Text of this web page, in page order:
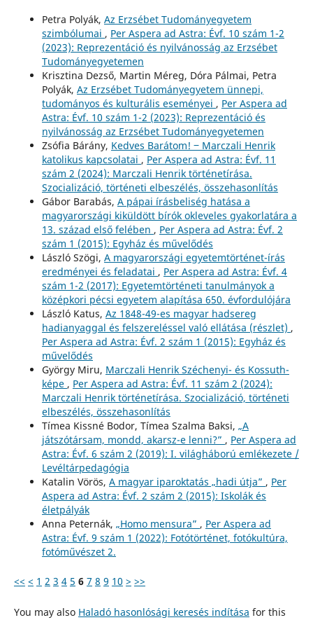
Petra Polyák, Az Erzsébet Tudományegyetem
szimbólumai , Per Aspera ad Astra: Évf. 10 szám 1-2
(2023): Reprezentáció és nyilvánosság az Erzsébet
Tudományegyetemen
Krisztina Dezső, Martin Méreg, Dóra Pálmai, Petra
Polyák, Az Erzsébet Tudományegyetem ünnepi,
tudományos és kulturális eseményei , Per Aspera ad
Astra: Évf. 10 szám 1-2 (2023): Reprezentáció és
nyilvánosság az Erzsébet Tudományegyetemen
Zsófia Bárány, Kedves Barátom! ‒ Marczali Henrik
katolikus kapcsolatai , Per Aspera ad Astra: Évf. 11
szám 2 (2024): Marczali Henrik történetírása.
Szocializáció, történeti elbeszélés, összehasonlítás
Gábor Barabás, A pápai írásbeliség hatása a
magyarországi kiküldött bírók okleveles gyakorlatára a
13. század első felében , Per Aspera ad Astra: Évf. 2
szám 1 (2015): Egyház és művelődés
László Szögi, A magyarországi egyetemtörténet-írás
eredményei és feladatai , Per Aspera ad Astra: Évf. 4
szám 1-2 (2017): Egyetemtörténeti tanulmányok a
középkori pécsi egyetem alapítása 650. évfordulójára
László Katus, Az 1848-49-es magyar hadsereg
hadianyaggal és felszereléssel való ellátása (részlet) ,
Per Aspera ad Astra: Évf. 2 szám 1 (2015): Egyház és
művelődés
György Miru, Marczali Henrik Széchenyi- és Kossuth-
képe , Per Aspera ad Astra: Évf. 11 szám 2 (2024):
Marczali Henrik történetírása. Szocializáció, történeti
elbeszélés, összehasonlítás
Tímea Kissné Bodor, Tímea Szalma Baksi, „A
játszótársam, mondd, akarsz-e lenni?” , Per Aspera ad
Astra: Évf. 6 szám 2 (2019): I. világháború emlékezete /
Levéltárpedagógia
Katalin Vörös, A magyar iparoktatás „hadi útja” , Per
Aspera ad Astra: Évf. 2 szám 2 (2015): Iskolák és
életpályák
Anna Peternák, „Homo mensura” , Per Aspera ad
Astra: Évf. 9 szám 1 (2022): Fotótörténet, fotókultúra,
fotóművészet 2.
<< < 1 2 3 4 5 6 7 8 9 10 > >>
You may also Haladó hasonlósági keresés indítása for this